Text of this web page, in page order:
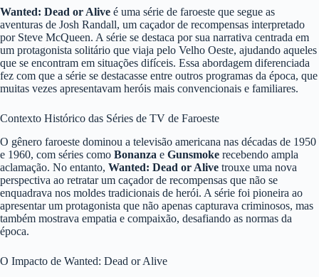
Wanted: Dead or Alive é uma série de faroeste que segue as
aventuras de Josh Randall, um caçador de recompensas interpretado
por Steve McQueen. A série se destaca por sua narrativa centrada em
um protagonista solitário que viaja pelo Velho Oeste, ajudando aqueles
que se encontram em situações difíceis. Essa abordagem diferenciada
fez com que a série se destacasse entre outros programas da época, que
muitas vezes apresentavam heróis mais convencionais e familiares.
Contexto Histórico das Séries de TV de Faroeste
O gênero faroeste dominou a televisão americana nas décadas de 1950
e 1960, com séries como Bonanza e Gunsmoke recebendo ampla
aclamação. No entanto, Wanted: Dead or Alive trouxe uma nova
perspectiva ao retratar um caçador de recompensas que não se
enquadrava nos moldes tradicionais de herói. A série foi pioneira ao
apresentar um protagonista que não apenas capturava criminosos, mas
também mostrava empatia e compaixão, desafiando as normas da
época.
O Impacto de Wanted: Dead or Alive